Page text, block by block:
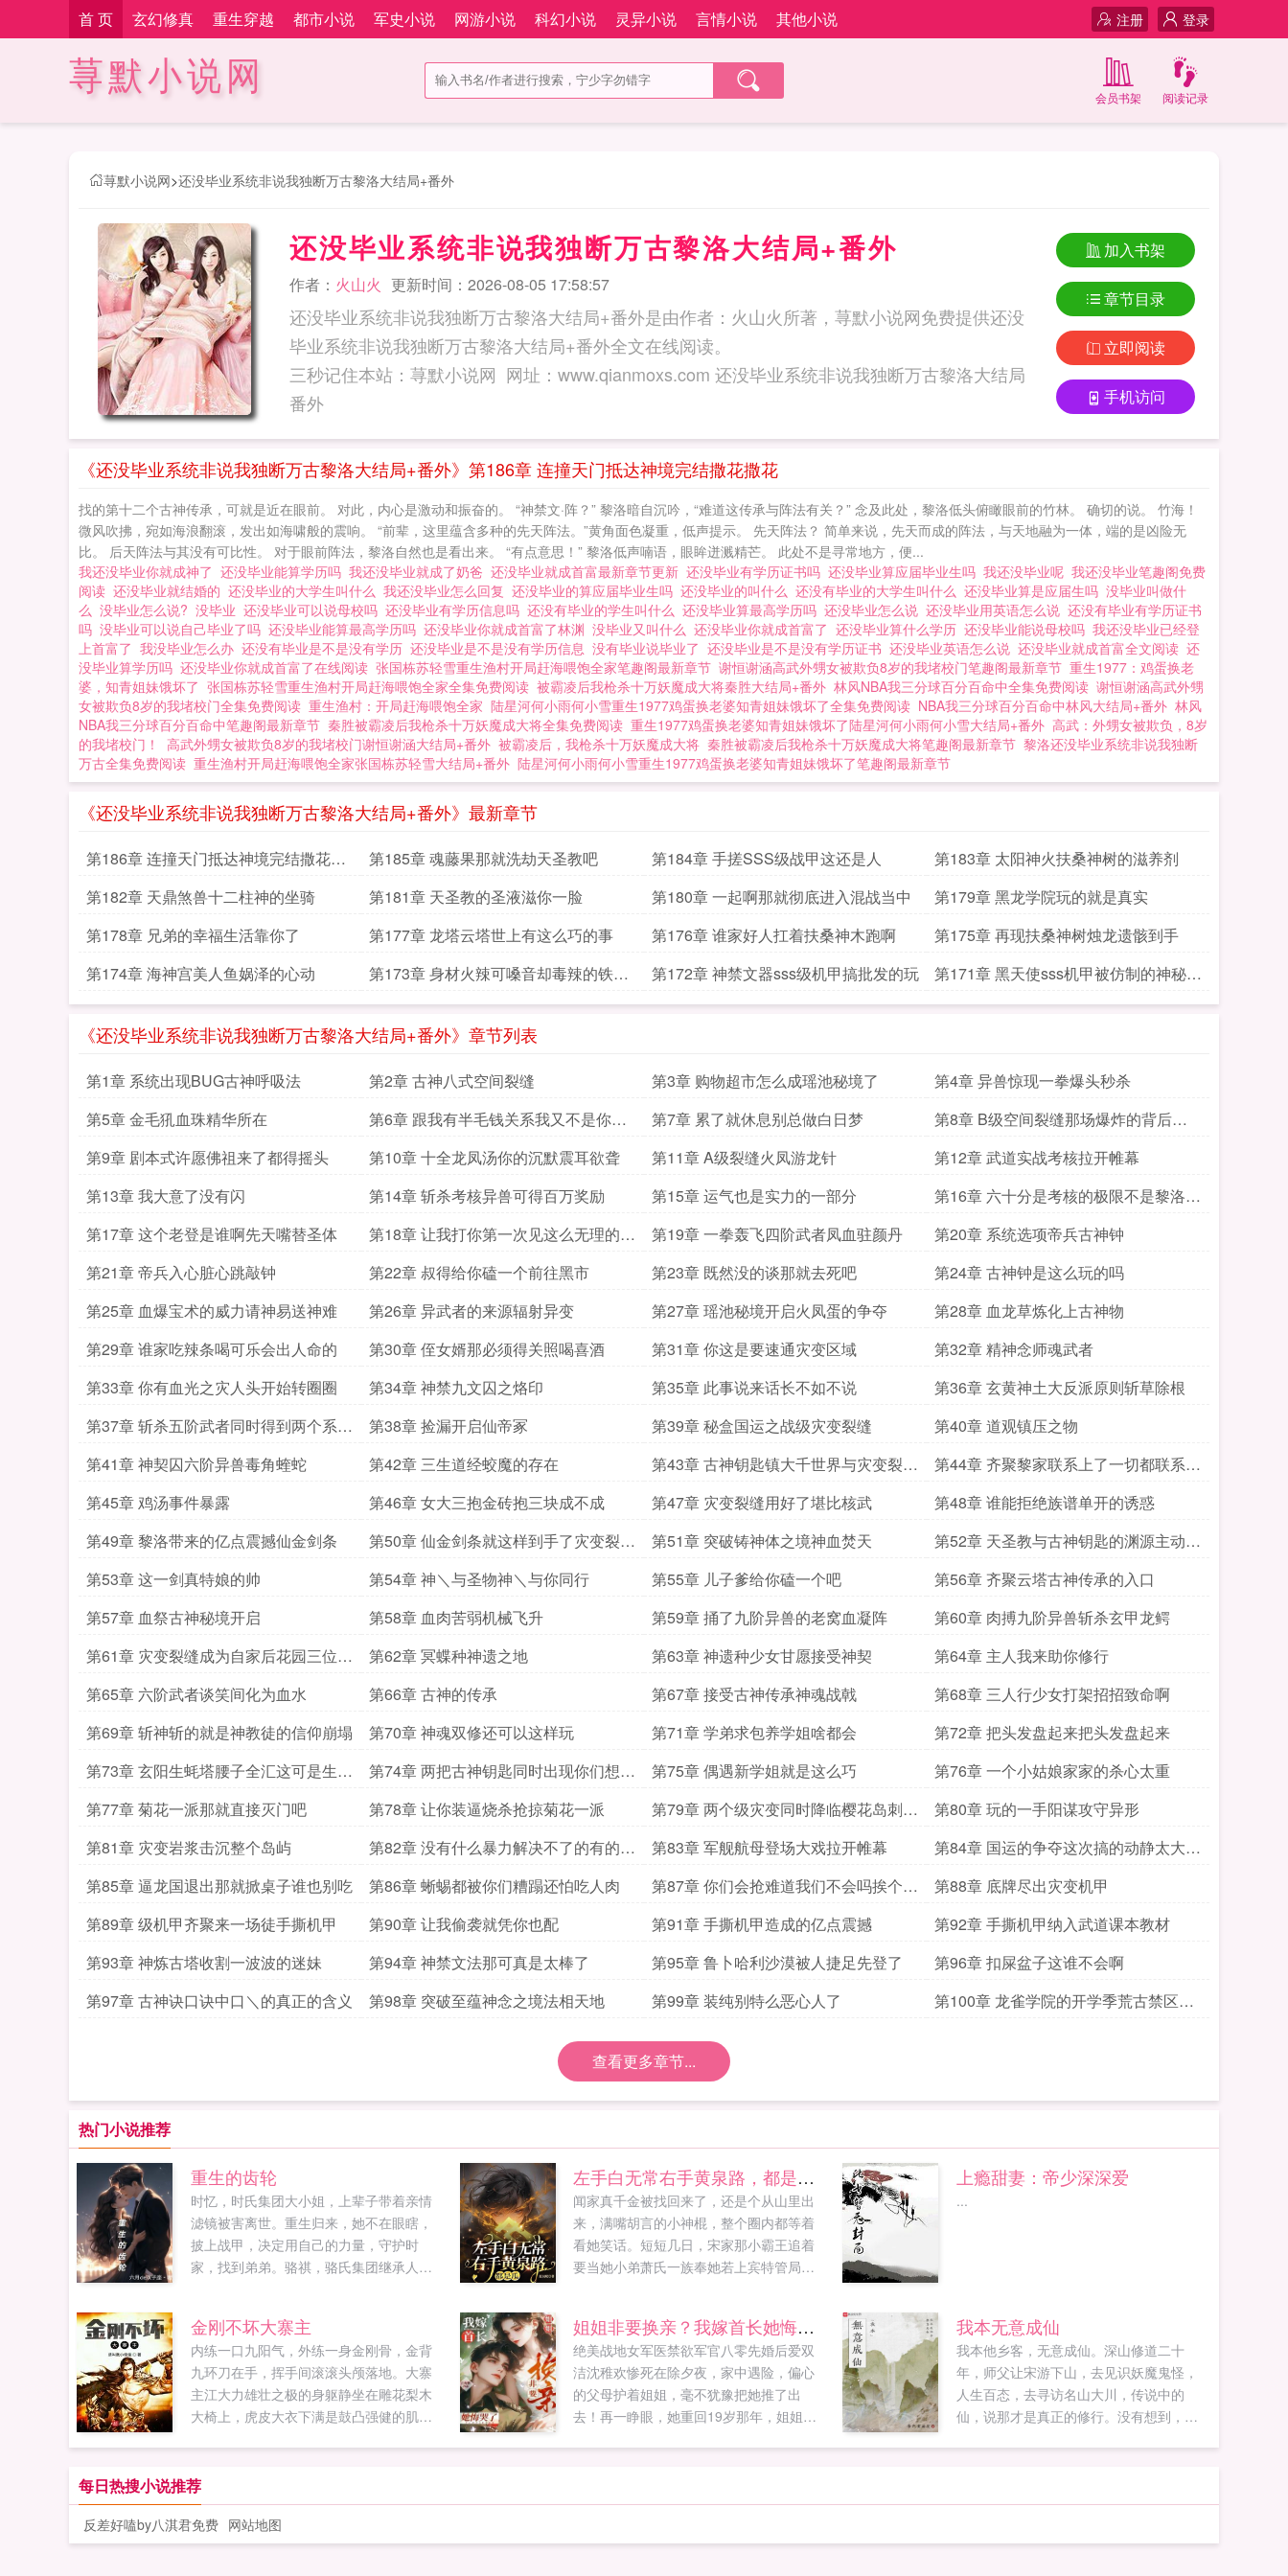
首 页 玄幻修真 重生穿越 都市小说 军史小说 网游小说 科幻小说 灵异小说 言情小说 其他小说 登录
注册
荨默小说网 阅读记录
会员书架
荨默小说网>还没毕业系统非说我独断万古黎洛大结局+番外
还没毕业系统非说我独断万古黎洛大结局+番外
作者： 火山火 更新时间：2026-08-05 17:58:57
还没毕业系统非说我独断万古黎洛大结局+番外是由作者：火山火所著，荨默小说网免费提供还没
毕业系统非说我独断万古黎洛大结局+番外全文在线阅读。
三秒记住本站：荨默小说网 网址：www.qianmoxs.com 还没毕业系统非说我独断万古黎洛大结局
番外
加入书架
章节目录
立即阅读
手机访问
《还没毕业系统非说我独断万古黎洛大结局+番外》第186章 连撞天门抵达神境完结撒花撒花
找的第十二个古神传承，可就是近在眼前。 对此，内心是激动和振奋的。 “神禁文·阵？” 黎洛暗自沉吟，“难道这传承与阵法有关？” 念及此处，黎洛低头俯瞰眼前的竹林。 确切的说。 竹海！
微风吹拂，宛如海浪翻滚，发出如海啸般的震响。 “前辈，这里蕴含多种的先天阵法。”黄角面色凝重，低声提示。 先天阵法？ 简单来说，先天而成的阵法，与天地融为一体，端的是凶险无
比。 后天阵法与其没有可比性。 对于眼前阵法，黎洛自然也是看出来。 “有点意思！” 黎洛低声喃语，眼眸迸溅精芒。 此处不是寻常地方，便...
我还没毕业你就成神了 还没毕业能算学历吗 我还没毕业就成了奶爸 还没毕业就成首富最新章节更新 还没毕业有学历证书吗 还没毕业算应届毕业生吗 我还没毕业呢 我还没毕业笔趣阁免费
阅读 还没毕业就结婚的 还没毕业的大学生叫什么 我还没毕业怎么回复 还没毕业的算应届毕业生吗 还没毕业的叫什么 还没有毕业的大学生叫什么 还没毕业算是应届生吗 没毕业叫做什
么 没毕业怎么说? 没毕业 还没毕业可以说母校吗 还没毕业有学历信息吗 还没有毕业的学生叫什么 还没毕业算最高学历吗 还没毕业怎么说 还没毕业用英语怎么说 还没有毕业有学历证书
吗 没毕业可以说自己毕业了吗 还没毕业能算最高学历吗 还没毕业你就成首富了林渊 没毕业又叫什么 还没毕业你就成首富了 还没毕业算什么学历 还没毕业能说母校吗 我还没毕业已经登
上首富了 我没毕业怎么办 还没有毕业是不是没有学历 还没毕业是不是没有学历信息 没有毕业说毕业了 还没毕业是不是没有学历证书 还没毕业英语怎么说 还没毕业就成首富全文阅读 还
没毕业算学历吗 还没毕业你就成首富了在线阅读 张国栋苏轻雪重生渔村开局赶海喂饱全家笔趣阁最新章节 谢恒谢涵高武外甥女被欺负8岁的我堵校门笔趣阁最新章节 重生1977：鸡蛋换老
婆，知青姐妹饿坏了 张国栋苏轻雪重生渔村开局赶海喂饱全家全集免费阅读 被霸凌后我枪杀十万妖魔成大将秦胜大结局+番外 林风NBA我三分球百分百命中全集免费阅读 谢恒谢涵高武外甥
女被欺负8岁的我堵校门全集免费阅读 重生渔村：开局赶海喂饱全家 陆星河何小雨何小雪重生1977鸡蛋换老婆知青姐妹饿坏了全集免费阅读 NBA我三分球百分百命中林风大结局+番外 林风
NBA我三分球百分百命中笔趣阁最新章节 秦胜被霸凌后我枪杀十万妖魔成大将全集免费阅读 重生1977鸡蛋换老婆知青姐妹饿坏了陆星河何小雨何小雪大结局+番外 高武：外甥女被欺负，8岁
的我堵校门！
高武外甥女被欺负8岁的我堵校门谢恒谢涵大结局+番外 被霸凌后，我枪杀十万妖魔成大将 秦胜被霸凌后我枪杀十万妖魔成大将笔趣阁最新章节 黎洛还没毕业系统非说我独断
万古全集免费阅读 重生渔村开局赶海喂饱全家张国栋苏轻雪大结局+番外 陆星河何小雨何小雪重生1977鸡蛋换老婆知青姐妹饿坏了笔趣阁最新章节
《还没毕业系统非说我独断万古黎洛大结局+番外》最新章节
第186章 连撞天门抵达神境完结撒花撒
花
第185章 魂藤果那就洗劫天圣教吧 第184章 手搓SSS级战甲这还是人
第183章 太阳神火扶桑神树的滋养剂
第182章 天鼎煞兽十二柱神的坐骑
第181章 天圣教的圣液滋你一脸 第180章 一起啊那就彻底进入混战当中
第179章 黑龙学院玩的就是真实
第178章 兄弟的幸福生活靠你了
第177章 龙塔云塔世上有这么巧的事 第176章 谁家好人扛着扶桑神木跑啊
第175章 再现扶桑神树烛龙遗骸到手
第174章 海神宫美人鱼娲泽的心动
第173章 身材火辣可嗓音却毒辣的铁锤
妹子思春
第172章 神禁文器sss级机甲搞批发的玩
第171章 黑天使sss机甲被仿制的神秘盒
体
《还没毕业系统非说我独断万古黎洛大结局+番外》章节列表
第1章 系统出现BUG古神呼吸法 第2章 古神八式空间裂缝 第3章 购物超市怎么成瑶池秘境了
第4章 异兽惊现一拳爆头秒杀
第5章 金毛犼血珠精华所在
第6章 跟我有半毛钱关系我又不是你儿
子的爹
第7章 累了就休息别总做白日梦
第8章 B级空间裂缝那场爆炸的背后事
件
第9章 剧本式许愿佛祖来了都得摇头 第10章 十全龙凤汤你的沉默震耳欲聋 第11章 A级裂缝火凤游龙针
第12章 武道实战考核拉开帷幕
第13章 我大意了没有闪
第14章 斩杀考核异兽可得百万奖励 第15章 运气也是实力的一部分
第16章 六十分是考核的极限不是黎洛的
极限
第17章 这个老登是谁啊先天嘴替圣体
第18章 让我打你第一次见这么无理的要
求
第19章 一拳轰飞四阶武者凤血驻颜丹
第20章 系统选项帝兵古神钟
第21章 帝兵入心脏心跳敲钟
第22章 叔得给你磕一个前往黑市 第23章 既然没的谈那就去死吧
第24章 古神钟是这么玩的吗
第25章 血爆宝术的威力请神易送神难
第26章 异武者的来源辐射异变 第27章 瑶池秘境开启火凤蛋的争夺
第28章 血龙草炼化上古神物
第29章 谁家吃辣条喝可乐会出人命的
第30章 侄女婿那必须得关照喝喜酒 第31章 你这是要速通灾变区域
第32章 精神念师魂武者
第33章 你有血光之灾人头开始转圈圈
第34章 神禁九文囚之烙印 第35章 此事说来话长不如不说
第36章 玄黄神土大反派原则斩草除根
第37章 斩杀五阶武者同时得到两个系统
任务奖励
第38章 捡漏开启仙帝冢 第39章 秘盒国运之战级灾变裂缝
第40章 道观镇压之物
第41章 神契囚六阶异兽毒角蝰蛇
第42章 三生道经蛟魔的存在
第43章 古神钥匙镇大千世界与灾变裂缝
的联系
第44章 齐聚黎家联系上了一切都联系上
了
第45章 鸡汤事件暴露 第46章 女大三抱金砖抱三块成不成 第47章 灾变裂缝用好了堪比核武
第48章 谁能拒绝族谱单开的诱惑
第49章 黎洛带来的亿点震撼仙金剑条
第50章 仙金剑条就这样到手了灾变裂缝
内的文明
第51章 突破铸神体之境神血焚天
第52章 天圣教与古神钥匙的渊源主动送
上门来
第53章 这一剑真特娘的帅 第54章 神＼与圣物神＼与你同行 第55章 儿子爹给你磕一个吧
第56章 齐聚云塔古神传承的入口
第57章 血祭古神秘境开启
第58章 血肉苦弱机械飞升 第59章 捅了九阶异兽的老窝血凝阵
第60章 肉搏九阶异兽斩杀玄甲龙鳄
第61章 灾变裂缝成为自家后花园三位一
体的阵法
第62章 冥蝶种神遗之地 第63章 神遗种少女甘愿接受神契
第64章 主人我来助你修行
第65章 六阶武者谈笑间化为血水
第66章 古神的传承 第67章 接受古神传承神魂战戟
第68章 三人行少女打架招招致命啊
第69章 斩神斩的就是神教徒的信仰崩塌
第70章 神魂双修还可以这样玩 第71章 学弟求包养学姐啥都会
第72章 把头发盘起来把头发盘起来
第73章 玄阳生蚝塔腰子全汇这可是生死
之战
第74章 两把古神钥匙同时出现你们想屁
吃
第75章 偶遇新学姐就是这么巧
第76章 一个小姑娘家家的杀心太重
第77章 菊花一派那就直接灭门吧
第78章 让你装逼烧杀抢掠菊花一派
第79章 两个级灾变同时降临樱花岛刺不
刺激
第80章 玩的一手阳谋攻守异形
第81章 灾变岩浆击沉整个岛屿
第82章 没有什么暴力解决不了的有的话
就祭出帝兵
第83章 军舰航母登场大戏拉开帷幕
第84章 国运的争夺这次搞的动静太大了
吧
第85章 逼龙国退出那就掀桌子谁也别吃 第86章 蜥蜴都被你们糟蹋还怕吃人肉
第87章 你们会抢难道我们不会吗挨个点
卯
第88章 底牌尽出灾变机甲
第89章 级机甲齐聚来一场徒手撕机甲
第90章 让我偷袭就凭你也配 第91章 手撕机甲造成的亿点震撼
第92章 手撕机甲纳入武道课本教材
第93章 神炼古塔收割一波波的迷妹
第94章 神禁文法那可真是太棒了 第95章 鲁卜哈利沙漠被人捷足先登了
第96章 扣屎盆子这谁不会啊
第97章 古神诀口诀中口＼的真正的含义
第98章 突破至蕴神念之境法相天地 第99章 装纯别特么恶心人了
第100章 龙雀学院的开学季荒古禁区的
查看更多章节...
热门小说推荐
重生的齿轮
时忆，时氏集团大小姐，上辈子带着亲情
滤镜被害离世。重生归来，她不在眼瞎，
披上战甲，决定用自己的力量，守护时
家，找到弟弟。骆祺，骆氏集团继承人，
要把人拐回家。...
左手白无常右手黄泉路，都是瓜！
闻家真千金被找回来了，还是个从山里出
来，满嘴胡言的小神棍，整个圈内都等着
看她笑话。短短几日，宋家那小霸王追着
要当她小弟萧氏一族奉她若上宾特管局一
总觉得被鬼压床了，还梦见诡异的婚礼现
场。闻曦出门在外不要乱捡东西，你那是
被人配冥婚了。水...
上瘾甜妻：帝少深深爱
...
金刚不坏大寨主
内练一口九阳气，外练一身金刚骨，金背
九环刀在手，挥手间滚滚头颅落地。大寨
主江大力雄壮之极的身躯静坐在雕花梨木
大椅上，虎皮大衣下满是鼓凸强健的肌
姐姐非要换亲？我嫁首长她悔哭了
绝美战地女军医禁欲军官八零先婚后爱双
洁沈稚欢惨死在除夕夜，家中遇险，偏心
的父母护着姐姐，毫不犹豫把她推了出
去！再一睁眼，她重回19岁那年，姐姐非
换亲？先断亲！拿钱！签！临死前家人丑
我本无意成仙
我本他乡客，无意成仙。深山修道二十
年，师父让宋游下山，去见识妖魔鬼怪，
人生百态，去寻访名山大川，传说中的
仙，说那才是真正的修行。没有想到，走
每日热搜小说推荐
反差好嗑by八淇君免费 网站地图